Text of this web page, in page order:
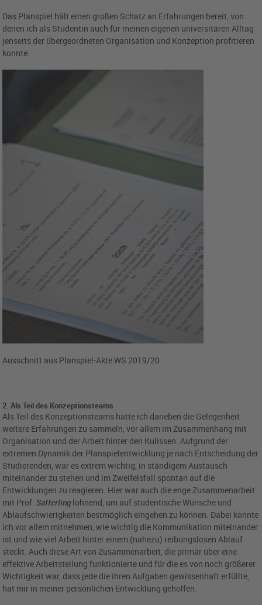
Das Planspiel hält einen großen Schatz an Erfahrungen bereit, von
denen ich als Studentin auch für meinen eigenen universitären Alltag
jenseits der übergeordneten Organisation und Konzeption profitieren
konnte.
Ausschnitt aus Planspiel-Akte WS 2019/20
2. Als Teil des Konzeptionsteams
Als Teil des Konzeptionsteams hatte ich daneben die Gelegenheit
weitere Erfahrungen zu sammeln, vor allem im Zusammenhang mit
Organisation und der Arbeit hinter den Kulissen. Aufgrund der
extremen Dynamik der Planspielentwicklung je nach Entscheidung der
Studierenden, war es extrem wichtig, in ständigem Austausch
miteinander zu stehen und im Zweifelsfall spontan auf die
Entwicklungen zu reagieren. Hier war auch die enge Zusammenarbeit
mit Prof. Safferlinglohnend, um auf studentische Wünsche und
Ablaufschwierigkeiten bestmöglich eingehen zu können. Dabei konnte
ich vor allem mitnehmen, wie wichtig die Kommunikation miteinander
ist und wie viel Arbeit hinter einem (nahezu) reibungslosen Ablauf
steckt. Auch diese Art von Zusammenarbeit, die primär über eine
effektive Arbeitsteilung funktionierte und für die es von noch größerer
Wichtigkeit war, dass jede die ihren Aufgaben gewissenhaft erfüllte,
hat mir in meiner persönlichen Entwicklung geholfen.